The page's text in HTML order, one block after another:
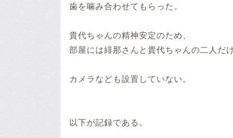
歯を噛み合わせてもらった。
貴代ちゃんの精神安定のため、
部屋には緋那さんと貴代ちゃんの二人だ
カメラなども設置していない。
以下が記録である。